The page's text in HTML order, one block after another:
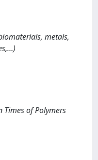
metals,
Times of Polymers